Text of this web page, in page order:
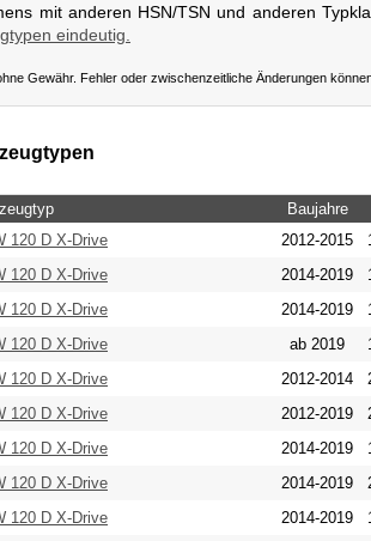
mit anderen HSN/TSN und anderen
eindeutig.
Gewähr. Fehler oder zwischenzeitliche Änderungen
Baujahre
120 D X-Drive 2012-2015
120 D X-Drive 2014-2019
120 D X-Drive 2014-2019
120 D X-Drive ab 2019
120 D X-Drive 2012-2014
120 D X-Drive 2012-2019
120 D X-Drive 2014-2019
120 D X-Drive 2014-2019
120 D X-Drive 2014-2019